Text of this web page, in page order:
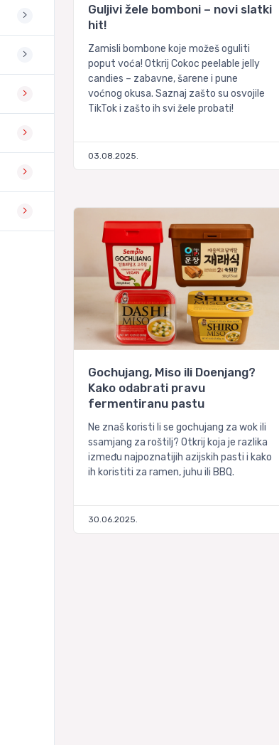
Guljivi žele bomboni – novi slatki
hit!
Zamisli bombone koje možeš oguliti
poput voća! Otkrij Cokoc peelable jelly
candies – zabavne, šarene i pune
voćnog okusa. Saznaj zašto su osvojile
TikTok i zašto ih svi žele probati!
03.08.2025.
Gochujang, Miso ili Doenjang?
Kako odabrati pravu
fermentiranu pastu
Ne znaš koristi li se gochujang za wok ili
ssamjang za roštilj? Otkrij koja je razlika
između najpoznatijih azijskih pasti i kako
ih koristiti za ramen, juhu ili BBQ.
30.06.2025.